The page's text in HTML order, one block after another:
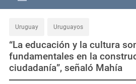
Uruguay Uruguayos
“La educación y la cultura
fundamentales en la
ciudadanía”, señaló Mahía